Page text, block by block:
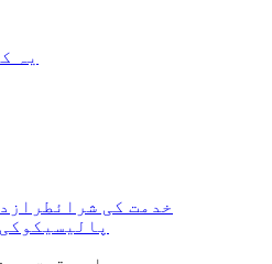
یہ
خدمت کی شرائط
پالیسی